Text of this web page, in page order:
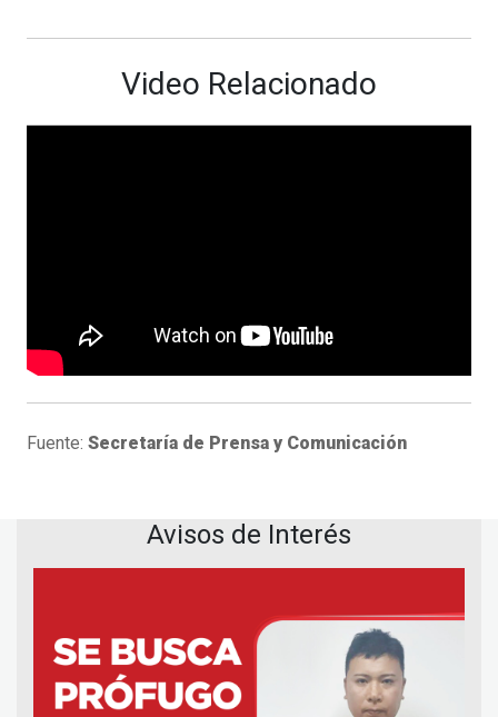
Video Relacionado
Fuente: Secretaría de Prensa y Comunicación
Avisos de Interés